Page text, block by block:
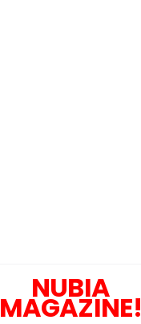
NUBIA
MAGAZINE!